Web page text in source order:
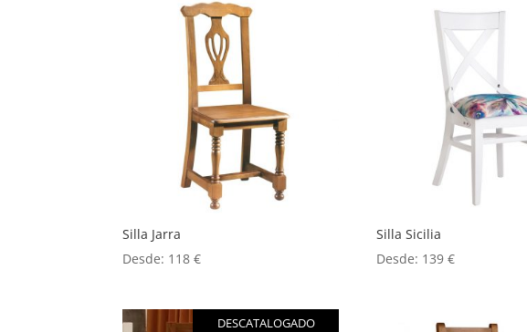
Silla Jarra
Desde: 118€
Silla Sicilia
Desde: 139€
DESCATALOGADO